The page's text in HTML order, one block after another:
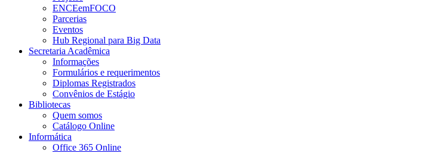
ENCEemFOCO
Parcerias
Eventos
Hub Regional para Big Data
Secretaria Acadêmica
Informações
Formulários e requerimentos
Diplomas Registrados
Convênios de Estágio
Bibliotecas
Quem somos
Catálogo Online
Informática
Office 365 Online